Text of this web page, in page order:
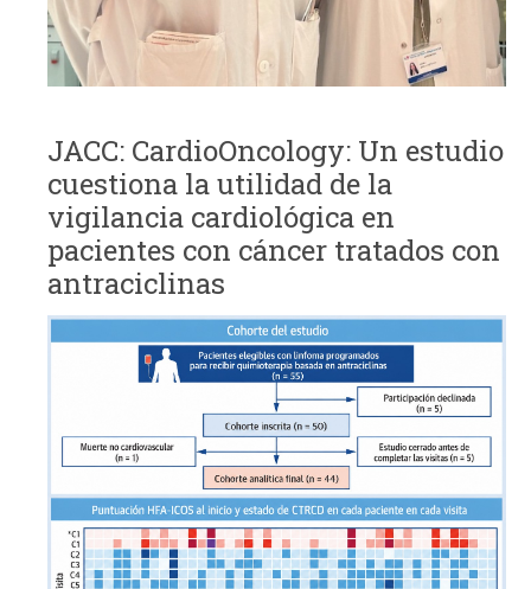
JACC: CardioOncology: Un estudio
cuestiona la utilidad de la
vigilancia cardiológica en
pacientes con cáncer tratados con
antraciclinas